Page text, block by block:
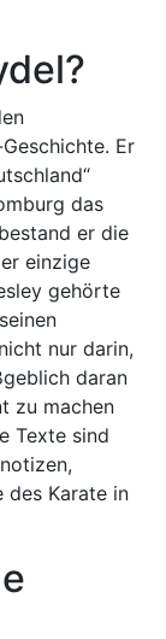
Er
das
er die
einzige
gehörte
nur darin,
daran
zu machen
Texte sind
des Karate in